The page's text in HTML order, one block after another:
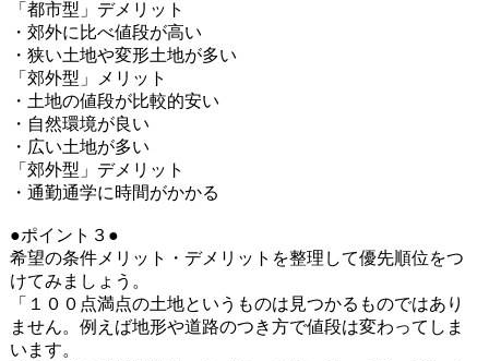
「都市型」デメリット
・郊外に比べ値段が高い
・狭い土地や変形土地が多い
「郊外型」メリット
・土地の値段が比較的安い
・自然環境が良い
・広い土地が多い
「郊外型」デメリット
・通勤通学に時間がかかる
●ポイント３●
希望の条件メリット・デメリットを整理して優先順位をつ
けてみましょう。
「１００点満点の土地というものは見つかるものではあり
ません。例えば地形や道路のつき方で値段は変わってしま
います。